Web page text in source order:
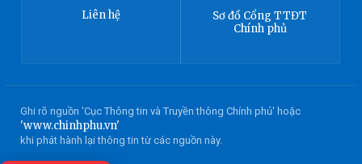
Liên hệ Sơ đồ Cổng TTĐT
Chính phủ
Ghi rõ nguồn 'Cục Thông tin và Truyền thông Chính phủ' hoặc
'www.chinhphu.vn'
khi phát hành lại thông tin từ các nguồn này.